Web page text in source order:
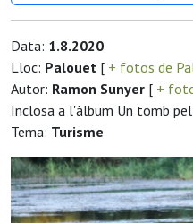
Data: 1.8.2020
Lloc: Palouet [ + fotos de
Autor: Ramon Sunyer [ +
Inclosa a l'àlbum Un tomb
Tema: Turisme